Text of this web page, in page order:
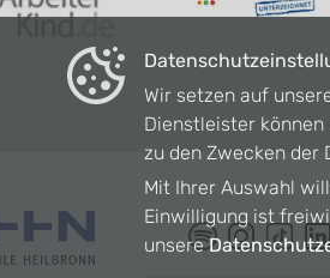
Wir setzen auf
Dienstleister
zu den Zwecken der
Mit Ihrer Auswahl
Einwilligung ist
unsere